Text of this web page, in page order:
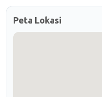
Peta Lokasi